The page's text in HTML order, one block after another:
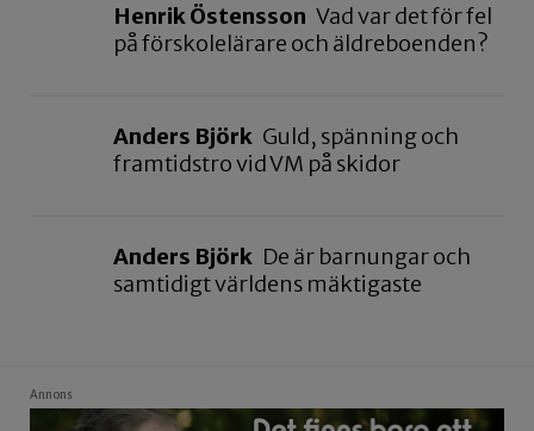
Henrik Östensson Vad var det för fel
på förskolelärare och äldreboenden?
Anders Björk Guld, spänning och
framtidstro vid VM på skidor
Anders Björk De är barnungar och
samtidigt världens mäktigaste
Annons